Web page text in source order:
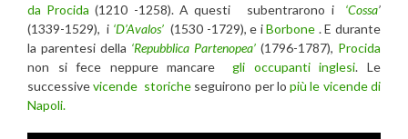
da Procida (1210 -1258). A questi subentrarono i ‘Cossa’
(1339-1529), i ‘D’Avalos’(1530 -1729), e iBorbone . E durante
la parentesi della ‘Repubblica Partenopea’ (1796-1787), Procida
non si fece neppure mancare
gli occupanti inglesi. Le
successivevicende storicheseguirono per lopiù le vicende di
Napoli.